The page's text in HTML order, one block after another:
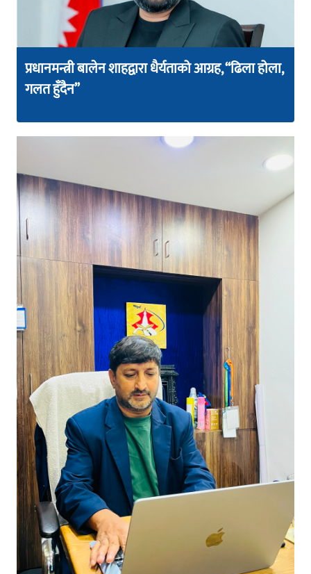
प्रधानमन्त्री बालेन शाहद्वारा धैर्यताको आग्रह, “ढिला होला,
गलत हुँदैन”